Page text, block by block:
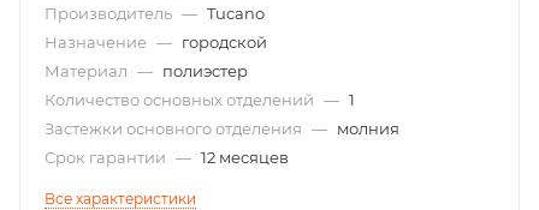
Производитель — Tucano
Назначение — городской
Материал — полиэстер
Количество основных отделений — 1
Застежки основного отделения — молния
Срок гарантии — 12 месяцев
Все характеристики